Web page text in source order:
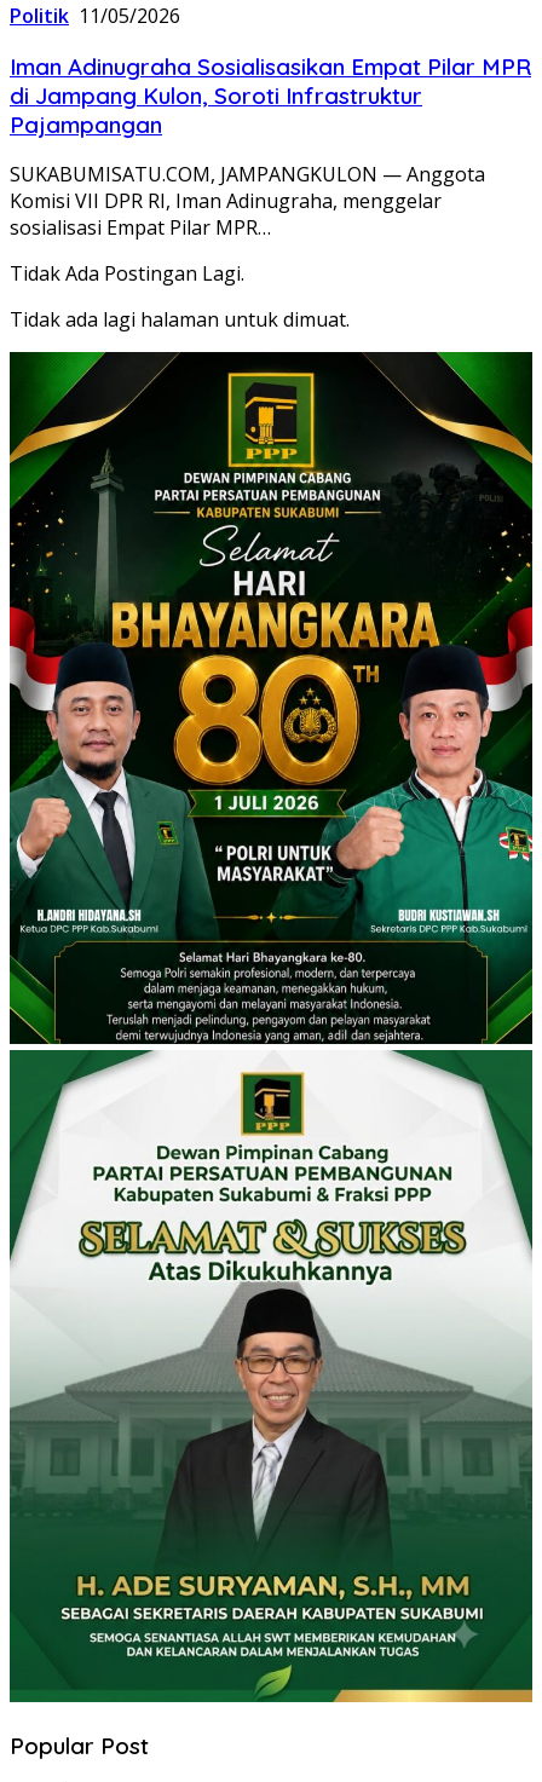
Politik 11/05/2026
Iman Adinugraha Sosialisasikan Empat Pilar MPR
di Jampang Kulon, Soroti Infrastruktur
Pajampangan
SUKABUMISATU.COM, JAMPANGKULON — Anggota
Komisi VII DPR RI, Iman Adinugraha, menggelar
sosialisasi Empat Pilar MPR…
Tidak Ada Postingan Lagi.
Tidak ada lagi halaman untuk dimuat.
Popular Post